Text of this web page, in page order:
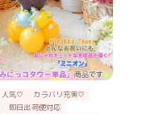
人気♡
カラバリ充実♡
即日出荷便対応